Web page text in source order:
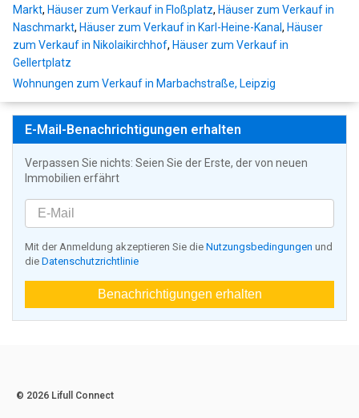
Markt, Häuser zum Verkauf in Floßplatz, Häuser zum Verkauf in
Naschmarkt, Häuser zum Verkauf in Karl-Heine-Kanal, Häuser
zum Verkauf in Nikolaikirchhof, Häuser zum Verkauf in
Gellertplatz
Wohnungen zum Verkauf in Marbachstraße, Leipzig
E-Mail-Benachrichtigungen erhalten
Verpassen Sie nichts: Seien Sie der Erste, der von neuen
Immobilien erfährt
Mit der Anmeldung akzeptieren Sie die Nutzungsbedingungen und
die Datenschutzrichtlinie
Benachrichtigungen erhalten
© 2026 Lifull Connect